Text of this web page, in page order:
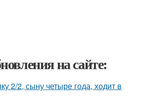
на сайте:
2/2, сыну четыре года, ходит в